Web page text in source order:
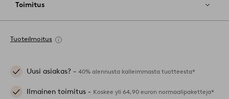
Toimitus
Tuoteilmoitus
Uusi asiakas? - 40% alennusta kalleimmasta tuotteesta*
Ilmainen toimitus - Koskee yli 64,90 euron normaalipaketteja*